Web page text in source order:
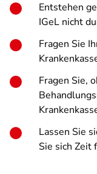
Entstehen
IGeL nicht
Fragen Sie
Fragen Sie,
Lassen Sie
Sie sich Zeit